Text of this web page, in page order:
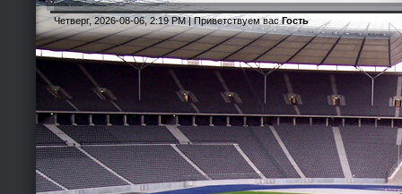
Четверг, 2026-08-06, 2:19 PM |Приветствуем вас Гость